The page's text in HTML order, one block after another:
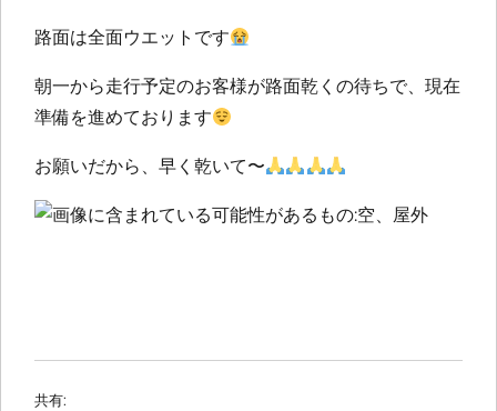
路面は全面ウエットです
朝一から走行予定のお客様が路面乾くの待ちで、現在
準備を進めております
お願いだから、早く乾いて〜
共有: